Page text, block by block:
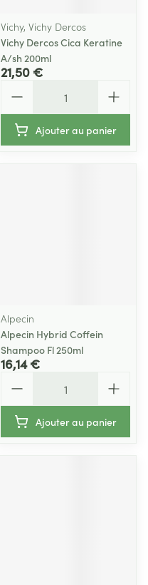
Vichy, Vichy Dercos
Vichy Dercos Cica Keratine
A/sh 200ml
21,50 €
Ajouter au panier
Alpecin
Alpecin Hybrid Coffein
Shampoo Fl 250ml
16,14 €
Ajouter au panier